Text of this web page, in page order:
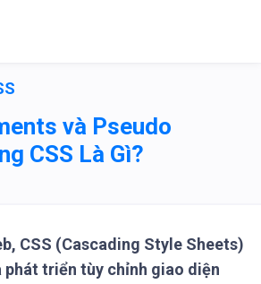
và Pseudo
CSS Là Gì?
CSS (Cascading Style Sheets)
phát triển tùy chỉnh giao diện